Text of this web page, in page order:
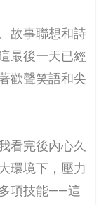
故事聯想和詩
最後一天已經
歡聲笑語和尖
看完後內心久
環境下，壓力
項技能——這